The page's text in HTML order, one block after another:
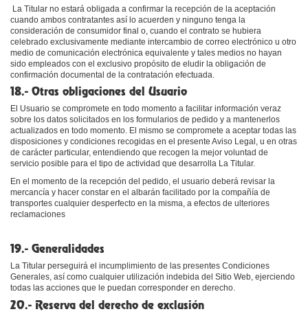
La Titular no estará obligada a confirmar la recepción de la aceptación
cuando ambos contratantes así lo acuerden y ninguno tenga la
consideración de consumidor final o, cuando el contrato se hubiera
celebrado exclusivamente mediante intercambio de correo electrónico u otro
medio de comunicación electrónica equivalente y tales medios no hayan
sido empleados con el exclusivo propósito de eludir la obligación de
confirmación documental de la contratación efectuada.
18.- Otras obligaciones del Usuario
El Usuario se compromete en todo momento a facilitar información veraz
sobre los datos solicitados en los formularios de pedido y a mantenerlos
actualizados en todo momento. El mismo se compromete a aceptar todas las
disposiciones y condiciones recogidas en el presente Aviso Legal, u en otras
de carácter particular, entendiendo que recogen la mejor voluntad de
servicio posible para el tipo de actividad que desarrolla La Titular.
En el momento de la recepción del pedido, el usuario deberá revisar la
mercancía y hacer constar en el albarán facilitado por la compañía de
transportes cualquier desperfecto en la misma, a efectos de ulteriores
reclamaciones
19.- Generalidades
La Titular perseguirá el incumplimiento de las presentes Condiciones
Generales, así como cualquier utilización indebida del Sitio Web, ejerciendo
todas las acciones que le puedan corresponder en derecho.
20.- Reserva del derecho de exclusión